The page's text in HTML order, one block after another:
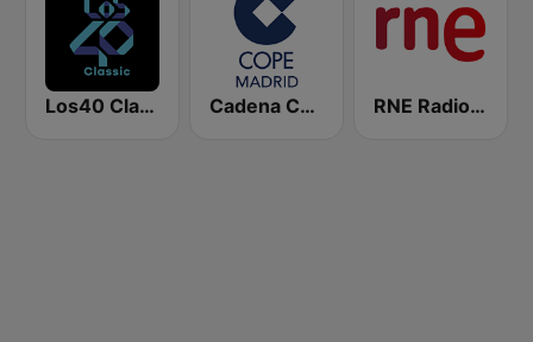
Los40 Classic Cadena COPE Madrid RNE Radio Nacional